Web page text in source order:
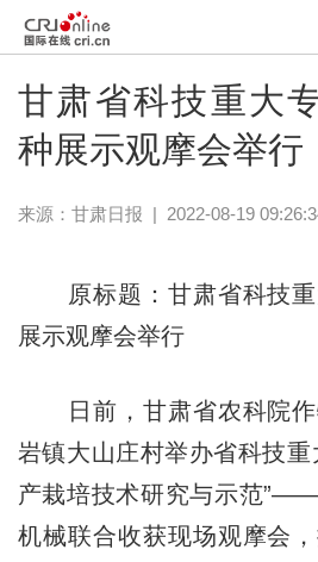
甘肃省科技重大
种展示观摩会举行
来源： 甘肃日报 | 2022-08-19
原标题：甘肃省科技重
展示观摩会举行
日前，甘肃省农科院作
岩镇大山庄村举办省科技重
产栽培技术研究与示范
机械联合收获现场观摩会